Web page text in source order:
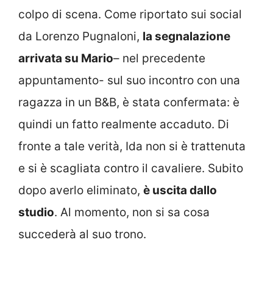
colpo di scena. Come riportato sui social
da Lorenzo Pugnaloni, la segnalazione
arrivata su Mario– nel precedente
appuntamento- sul suo incontro con una
ragazza in un B&B, è stata confermata: è
quindi un fatto realmente accaduto. Di
fronte a tale verità, Ida non si è trattenuta
e si è scagliata contro il cavaliere. Subito
dopo averlo eliminato, è uscita dallo
studio. Al momento, non si sa cosa
succederà al suo trono.